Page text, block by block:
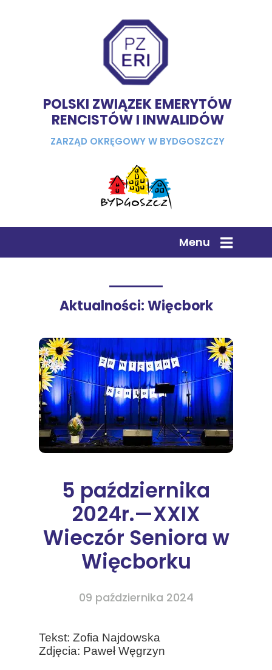
POLSKI ZWIĄZEK EMERYTÓW
RENCISTÓW I INWALIDÓW
ZARZĄD OKRĘGOWY W BYDGOSZCZY
Menu
09 października 2024
5 października
2024r.—XXIX
Wieczór Seniora w
Więcborku
Tekst: Zofia Najdowska
Zdjęcia: Paweł Węgrzyn
Aktualności: Więcbork